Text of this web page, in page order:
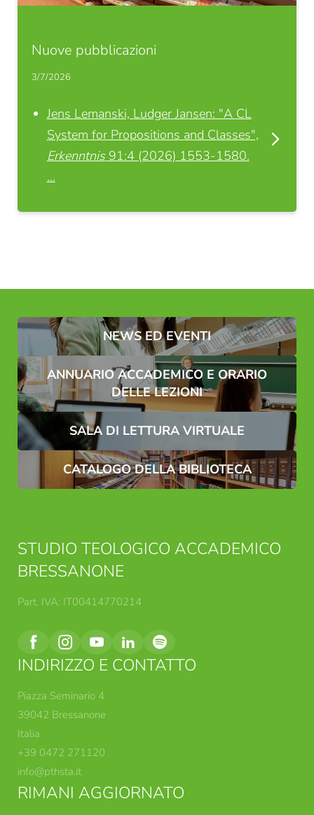
Nuove pubblicazioni
3/7/2026
Jens Lemanski, Ludger Jansen: "A CL
System for Propositions and Classes",
Erkenntnis91:4 (2026) 1553-1580.
…
NEWS ED EVENTI
ANNUARIO ACCADEMICO E ORARIO
DELLE LEZIONI
SALA DI LETTURA VIRTUALE
CATALOGO DELLA BIBLIOTECA
STUDIO TEOLOGICO ACCADEMICO
BRESSANONE
Part. IVA: IT00414770214
INDIRIZZO E CONTATTO
Piazza Seminario 4
39042 Bressanone
Italia
+39 0472 271120
info@pthsta.it
RIMANI AGGIORNATO